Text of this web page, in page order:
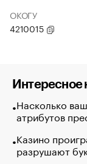
ОКОГУ
4210015
Интересное
Насколько
атрибутов
Казино
разрушают